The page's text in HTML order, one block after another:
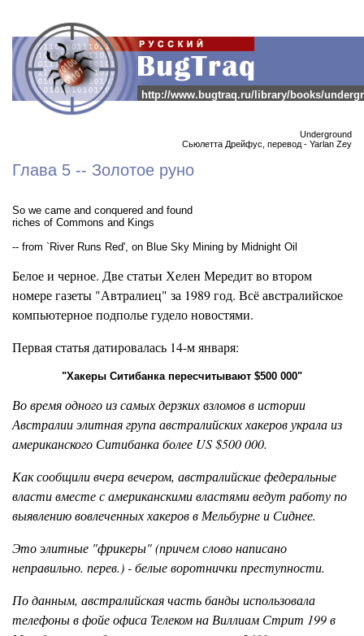
http://www.bugtraq.ru/library/books/
Underground
Сьюлетта Дрейфус, перевод - Yarlan Zey
Глава 5 -- Золотое руно
So we came and conquered and found
riches of Commons and Kings
-- from `River Runs Red', on Blue Sky Mining by Midnight Oil
Белое и черное. Две статьи Хелен Мередит во втором
номере газеты "Автралиец" за 1989 год. Всё австралийское
компьютерное подполье гудело новостями.
Первая статья датировалась 14-м января:
"Хакеры Ситибанка пересчитывают $500 000"
Во время одного из самых дерзких взломов в истории
Австралии элитная група австралийских хакеров украла из
американского Ситибанка более US $500 000.
Как сообщили вчера вечером, австралийские федеральные
власти вместе с американскими властями ведут работу по
выявлению вовлеченных хакеров в Мельбурне и Сиднее.
Это элитные "фрикеры" (причем слово написано
неправильно. перев.) - белые воротнички преступности.
По данным, австралийская часть банды использовала
телефоны в фойе офиса Телеком на Виллиам Стрит 199 в